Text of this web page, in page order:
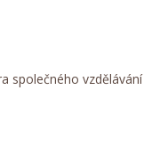
společného vzdělávání